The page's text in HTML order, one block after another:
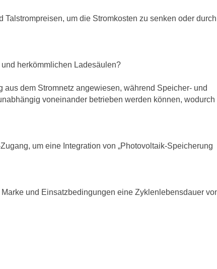
um die Stromkosten zu senken oder durch
herkömmlichen Ladesäulen?
dem Stromnetz angewiesen, während Speicher- und
voneinander betrieben werden können, wodurch
um eine Integration von „Photovoltaik-Speicherung
und Einsatzbedingungen eine Zyklenlebensdauer